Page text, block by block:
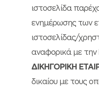
ιστοσελίδα
ενημέρωσης των
ιστοσελίδας/
αναφορικά με την
ΔΙΚΗΓΟΡΙΚΗ
δικαίου με τους